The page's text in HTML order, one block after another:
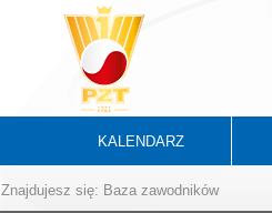
KALENDARZ
Znajdujesz się: Baza zawodników